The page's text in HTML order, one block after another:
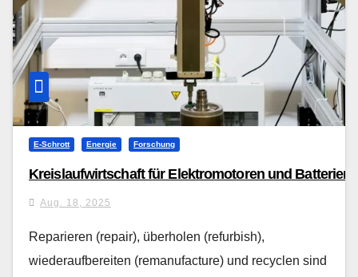
E-Schrott Energie Forschung
Kreislaufwirtschaft für Elektromotoren und Batterien
Aug. 18, 2025
Reparieren (repair), überholen (refurbish),
wiederaufbereiten (remanufacture) und recyclen sind